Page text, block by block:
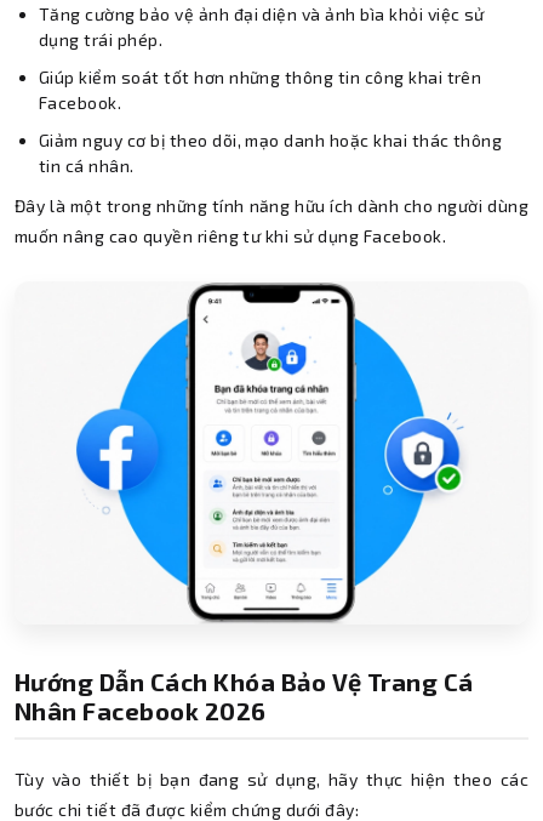
Tăng cường bảo vệ ảnh đại diện và ảnh bìa khỏi việc sử
dụng trái phép.
Giúp kiểm soát tốt hơn những thông tin công khai trên
Facebook.
Giảm nguy cơ bị theo dõi, mạo danh hoặc khai thác thông
tin cá nhân.
Đây là một trong những tính năng hữu ích dành cho người dùng
muốn nâng cao quyền riêng tư khi sử dụng Facebook.
Hướng Dẫn Cách Khóa Bảo Vệ Trang Cá
Nhân Facebook 2026
Tùy vào thiết bị bạn đang sử dụng, hãy thực hiện theo các
bước chi tiết đã được kiểm chứng dưới đây: